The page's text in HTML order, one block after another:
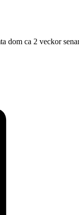
dom ca 2 veckor